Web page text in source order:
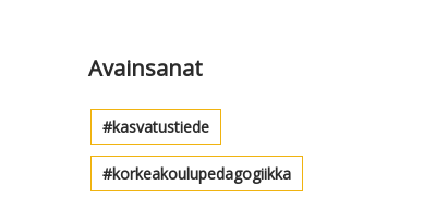
Avainsanat
kasvatustiede
korkeakoulupedagogiikka